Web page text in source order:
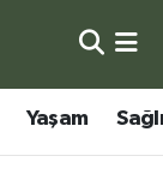
Yaşam